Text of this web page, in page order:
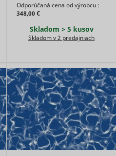
YouTube
Used to
user’s
YouTube
Used to
user’s
content.
YouTube
Used to
user’s
content.
Odporúčaná cena od výrobcu :
348,00 €
Skladom > 5 kusov
Skladom v 2 predajniach